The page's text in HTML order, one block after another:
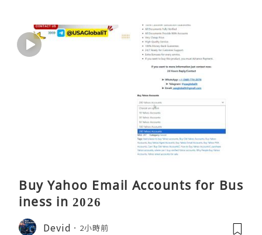
Buy Yahoo Email Accounts for Bus
iness in 2026
Devid 2小時前